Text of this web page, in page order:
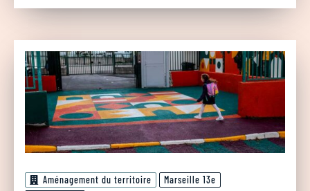
Aménagement du territoire
Marseille 13e